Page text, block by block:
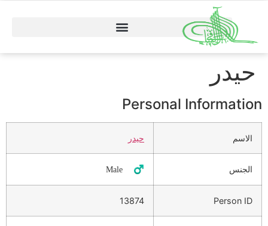
حيدر
Personal Information
الاسم حيدر
الجنس ♂️ Male
Person ID
13874